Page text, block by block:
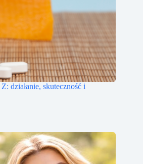
działanie, skuteczność i